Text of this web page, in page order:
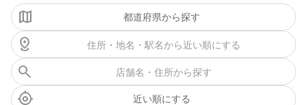
都道府県から探す
近い順にする